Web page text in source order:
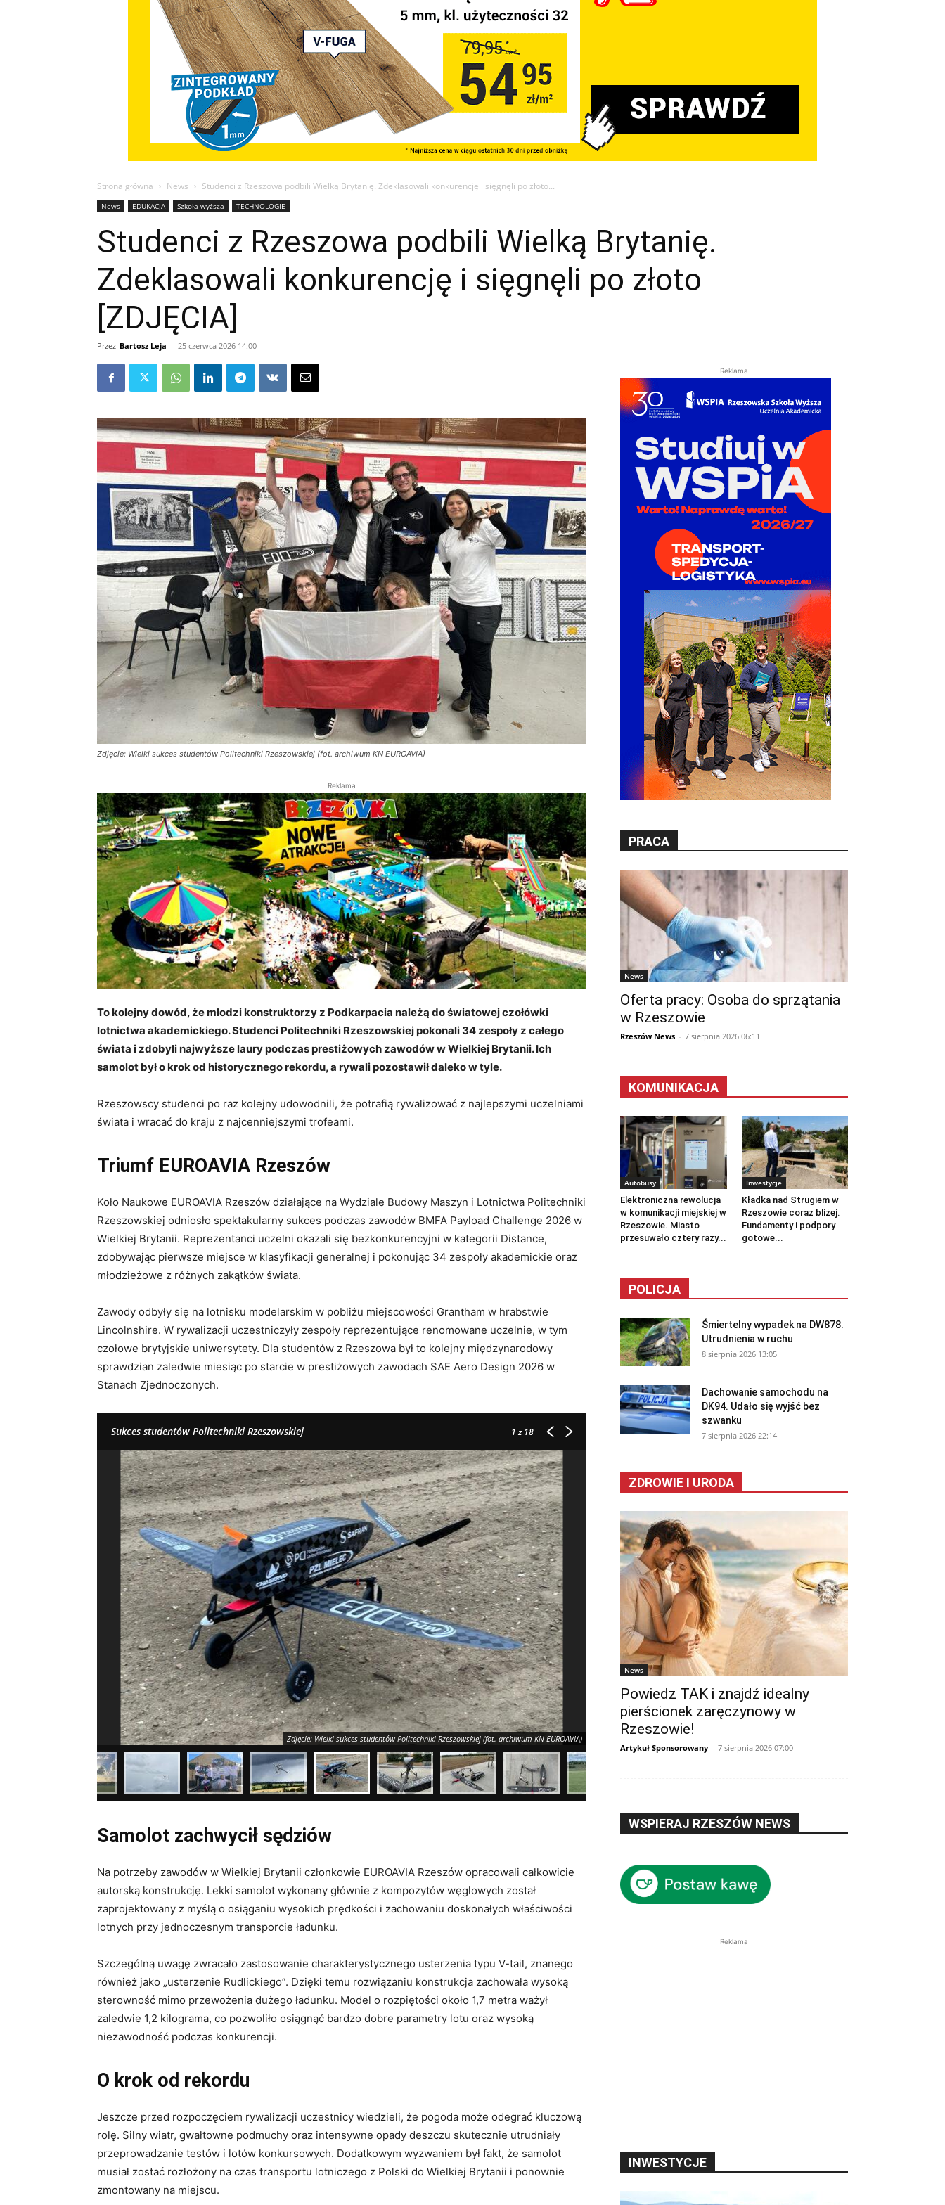
Strona główna News Studenci z Rzeszowa podbili Wielką Brytanię. Zdeklasowali konkurencję i sięgnęli po złoto...
News EDUKACJA Szkoła wyższa TECHNOLOGIE
Studenci z Rzeszowa podbili Wielką Brytanię.
Zdeklasowali konkurencję i sięgnęli po złoto
[ZDJĘCIA]
Przez Bartosz Leja - 25 czerwca 2026 14:00
Zdjęcie: Wielki sukces studentów Politechniki Rzeszowskiej (fot. archiwum KN EUROAVIA)
Reklama
To kolejny dowód, że młodzi konstruktorzy z Podkarpacia należą do światowej czołówki
lotnictwa akademickiego. Studenci Politechniki Rzeszowskiej pokonali 34 zespoły z całego
świata i zdobyli najwyższe laury podczas prestiżowych zawodów w Wielkiej Brytanii. Ich
samolot był o krok od historycznego rekordu, a rywali pozostawił daleko w tyle.
Rzeszowscy studenci po raz kolejny udowodnili, że potrafią rywalizować z najlepszymi uczelniami
świata i wracać do kraju z najcenniejszymi trofeami.
Triumf EUROAVIA Rzeszów
Koło Naukowe EUROAVIA Rzeszów działające na Wydziale Budowy Maszyn i Lotnictwa Politechniki
Rzeszowskiej odniosło spektakularny sukces podczas zawodów BMFA Payload Challenge 2026 w
Wielkiej Brytanii. Reprezentanci uczelni okazali się bezkonkurencyjni w kategorii Distance,
zdobywając pierwsze miejsce w klasyfikacji generalnej i pokonując 34 zespoły akademickie oraz
młodzieżowe z różnych zakątków świata.
Zawody odbyły się na lotnisku modelarskim w pobliżu miejscowości Grantham w hrabstwie
Lincolnshire. W rywalizacji uczestniczyły zespoły reprezentujące renomowane uczelnie, w tym
czołowe brytyjskie uniwersytety. Dla studentów z Rzeszowa był to kolejny międzynarodowy
sprawdzian zaledwie miesiąc po starcie w prestiżowych zawodach SAE Aero Design 2026 w
Stanach Zjednoczonych.
Sukces studentów Politechniki Rzeszowskiej 1z 18
Zdjęcie: Wielki sukces studentów Politechniki Rzeszowskiej (fot. archiwum KN EUROAVIA)
Samolot zachwycił sędziów
Na potrzeby zawodów w Wielkiej Brytanii członkowie EUROAVIA Rzeszów opracowali całkowicie
autorską konstrukcję. Lekki samolot wykonany głównie z kompozytów węglowych został
zaprojektowany z myślą o osiąganiu wysokich prędkości i zachowaniu doskonałych właściwości
lotnych przy jednoczesnym transporcie ładunku.
Szczególną uwagę zwracało zastosowanie charakterystycznego usterzenia typu V-tail, znanego
również jako „usterzenie Rudlickiego”. Dzięki temu rozwiązaniu konstrukcja zachowała wysoką
sterowność mimo przewożenia dużego ładunku. Model o rozpiętości około 1,7 metra ważył
zaledwie 1,2 kilograma, co pozwoliło osiągnąć bardzo dobre parametry lotu oraz wysoką
niezawodność podczas konkurencji.
O krok od rekordu
Jeszcze przed rozpoczęciem rywalizacji uczestnicy wiedzieli, że pogoda może odegrać kluczową
rolę. Silny wiatr, gwałtowne podmuchy oraz intensywne opady deszczu skutecznie utrudniały
przeprowadzanie testów i lotów konkursowych. Dodatkowym wyzwaniem był fakt, że samolot
musiał zostać rozłożony na czas transportu lotniczego z Polski do Wielkiej Brytanii i ponownie
zmontowany na miejscu.
Reklama
PRACA
News
Oferta pracy: Osoba do sprzątania
w Rzeszowie
Rzeszów News - 7 sierpnia 2026 06:11
KOMUNIKACJA
Autobusy
Elektroniczna rewolucja
w komunikacji miejskiej w
Rzeszowie. Miasto
przesuwało cztery razy...
Inwestycje
Kładka nad Strugiem w
Rzeszowie coraz bliżej.
Fundamenty i podpory
gotowe...
POLICJA
Śmiertelny wypadek na DW878.
Utrudnienia w ruchu
8 sierpnia 2026 13:05
Dachowanie samochodu na
DK94. Udało się wyjść bez
szwanku
7 sierpnia 2026 22:14
ZDROWIE I URODA
News
Powiedz TAK i znajdź idealny
pierścionek zaręczynowy w
Rzeszowie!
Artykuł Sponsorowany - 7 sierpnia 2026 07:00
WSPIERAJ RZESZÓW NEWS
Reklama
INWESTYCJE